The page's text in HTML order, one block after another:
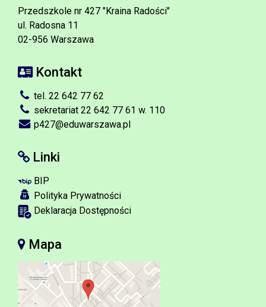
Przedszkole nr 427 "Kraina Radości"
ul. Radosna 11
02-956 Warszawa
Kontakt
tel. 22 642 77 62
sekretariat 22 642 77 61 w. 110
p427@eduwarszawa.pl
Linki
BIP
Polityka Prywatności
Deklaracja Dostępności
Mapa